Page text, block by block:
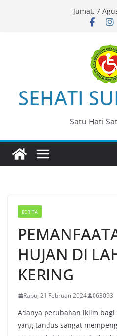
Jumat, 7
SEHATI
Satu Hati
BERITA
HUJAN DI
KERING
Rabu, 21 Februari 2024 063093
Adanya perubahan iklim
yang tandus sangat